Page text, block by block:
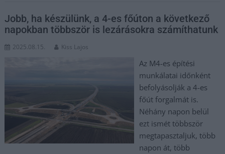
Jobb, ha készülünk, a 4-es főúton a következő
napokban többször is lezárásokra számíthatunk
2025.08.15. Kiss Lajos
Az M4-es építési
munkálatai időnként
befolyásolják a 4-es
főút forgalmát is.
Néhány napon belül
ezt ismét többször
megtapasztaljuk, több
napon át, több